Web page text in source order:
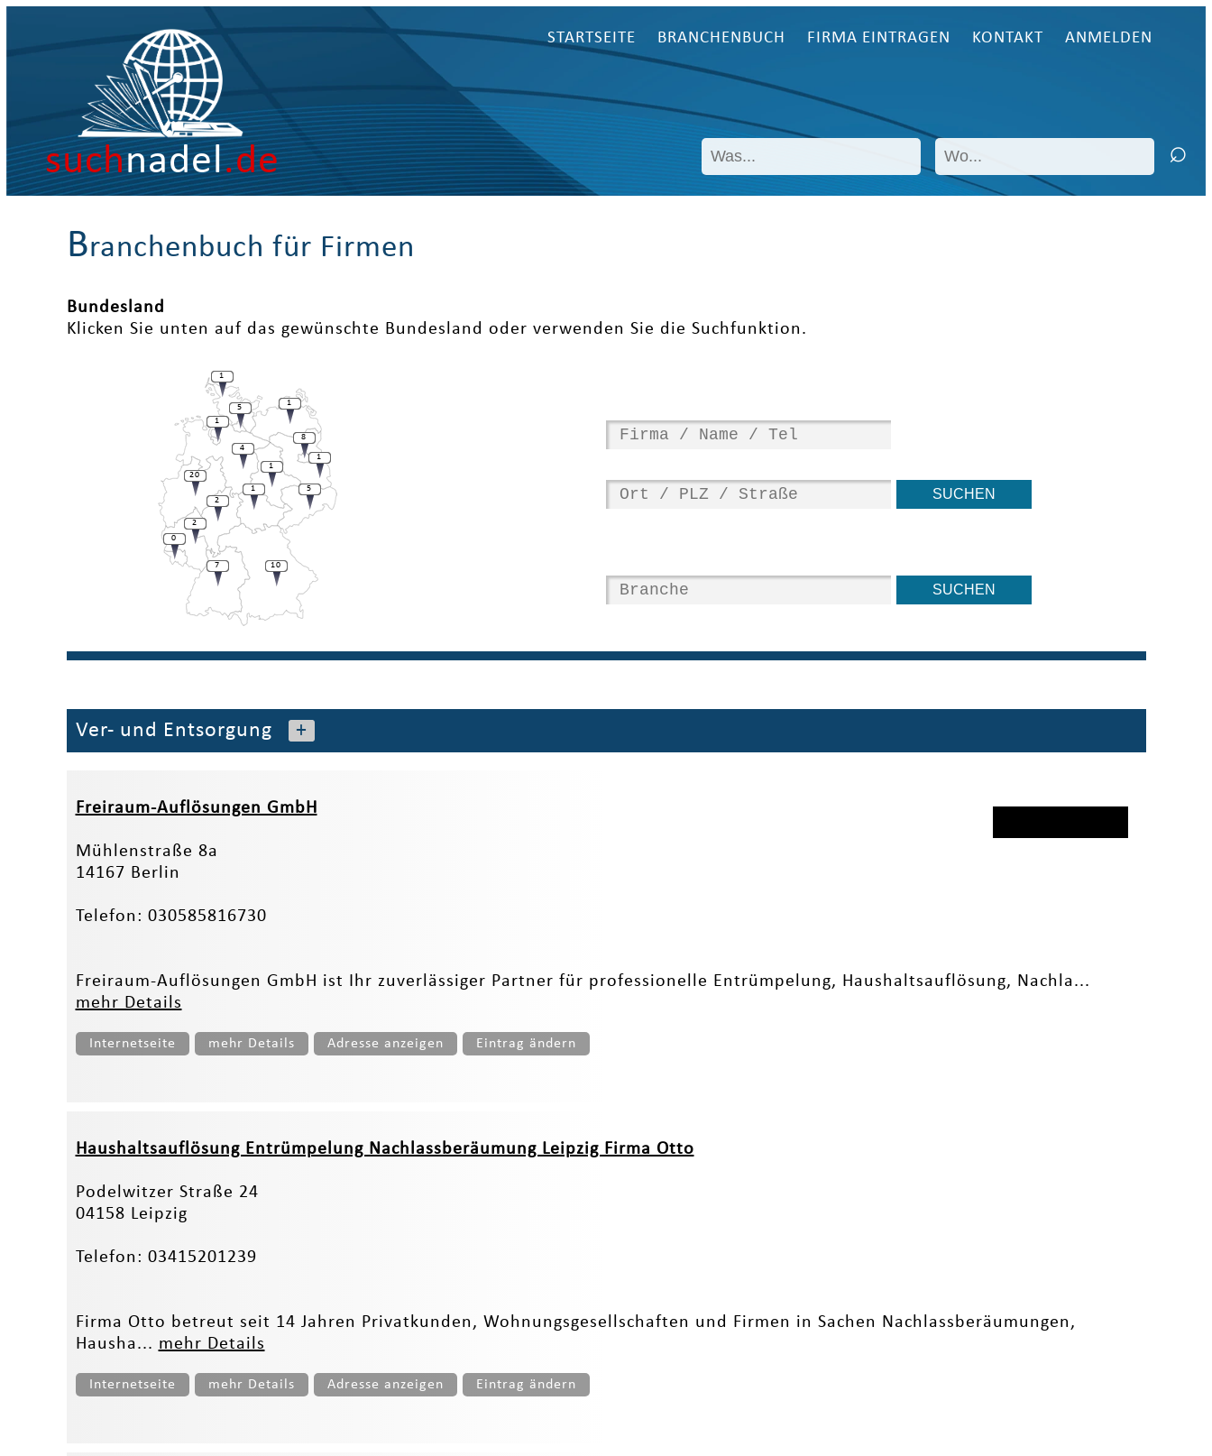
suchnadel.de
STARTSEITE BRANCHENBUCH FIRMA EINTRAGEN KONTAKT ANMELDEN
Branchenbuch für Firmen
Bundesland
Klicken Sie unten auf das gewünschte Bundesland oder verwenden Sie die Suchfunktion.
5
1
20
8
1
1
5
1
1
4
0
2
2
7
1
10
Ver- und Entsorgung +
Freiraum-Auflösungen GmbH
Mühlenstraße 8a
14167 Berlin
Telefon: 030585816730
Freiraum-Auflösungen GmbH ist Ihr zuverlässiger Partner für professionelle Entrümpelung, Haushaltsauflösung, Nachla...
mehr Details
Internetseite mehr Details Adresse anzeigen Eintrag ändern
Haushaltsauflösung Entrümpelung Nachlassberäumung Leipzig Firma Otto
Podelwitzer Straße 24
04158 Leipzig
Telefon: 03415201239
Firma Otto betreut seit 14 Jahren Privatkunden, Wohnungsgesellschaften und Firmen in Sachen Nachlassberäumungen,
Hausha... mehr Details
Internetseite mehr Details Adresse anzeigen Eintrag ändern